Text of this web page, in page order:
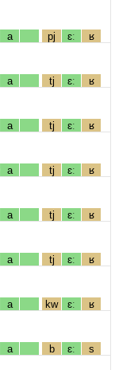
a pj ɛː ʁ
a tj ɛː ʁ
a tj ɛː ʁ
a tj ɛː ʁ
a tj ɛː ʁ
a tj ɛː ʁ
a kw ɛː ʁ
a b ɛː s